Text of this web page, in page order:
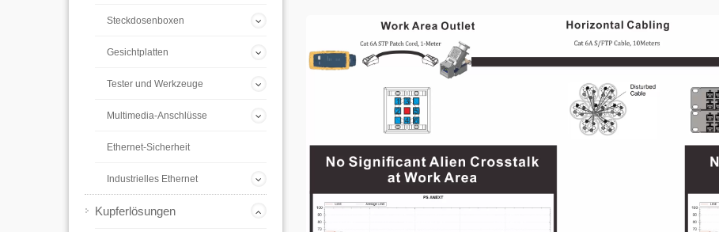
Steckdosenboxen
Gesichtplatten
Tester und Werkzeuge
Multimedia-Anschlüsse
Ethernet-Sicherheit
Industrielles Ethernet
Kupferlösungen